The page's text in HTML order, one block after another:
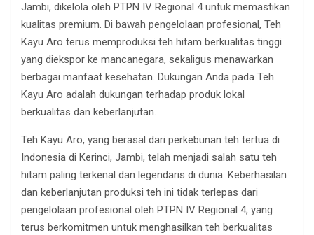
Jambi, dikelola oleh PTPN IV Regional 4 untuk memastikan
kualitas premium. Di bawah pengelolaan profesional, Teh
Kayu Aro terus memproduksi teh hitam berkualitas tinggi
yang diekspor ke mancanegara, sekaligus menawarkan
berbagai manfaat kesehatan. Dukungan Anda pada Teh
Kayu Aro adalah dukungan terhadap produk lokal
berkualitas dan keberlanjutan.
Teh Kayu Aro, yang berasal dari perkebunan teh tertua di
Indonesia di Kerinci, Jambi, telah menjadi salah satu teh
hitam paling terkenal dan legendaris di dunia. Keberhasilan
dan keberlanjutan produksi teh ini tidak terlepas dari
pengelolaan profesional oleh PTPN IV Regional 4, yang
terus berkomitmen untuk menghasilkan teh berkualitas